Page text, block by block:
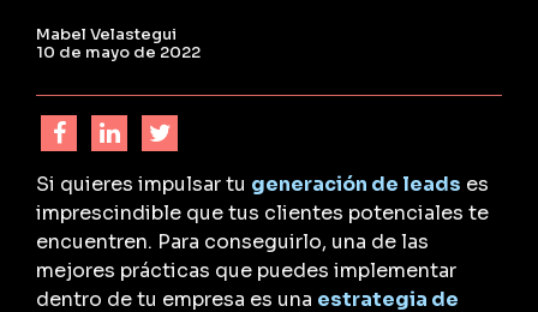
Mabel Velastegui
10 de mayo de 2022
Si quieres impulsar tu generación de leads es
imprescindible que tus clientes potenciales te
encuentren. Para conseguirlo, una de las
mejores prácticas que puedes implementar
dentro de tu empresa es una estrategia de